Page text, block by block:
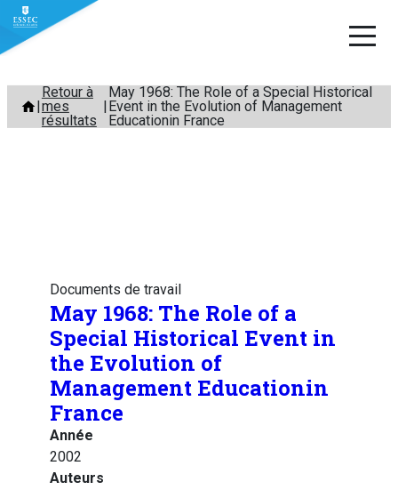
Aller
contenu
Retour à
mes
résultats
May 1968: The Role of a Special Historical
Event in the Evolution of Management
Educationin France
Documents de travail
May 1968: The Role of a
Special Historical Event in
the Evolution of
Management Educationin
France
Année
2002
Auteurs